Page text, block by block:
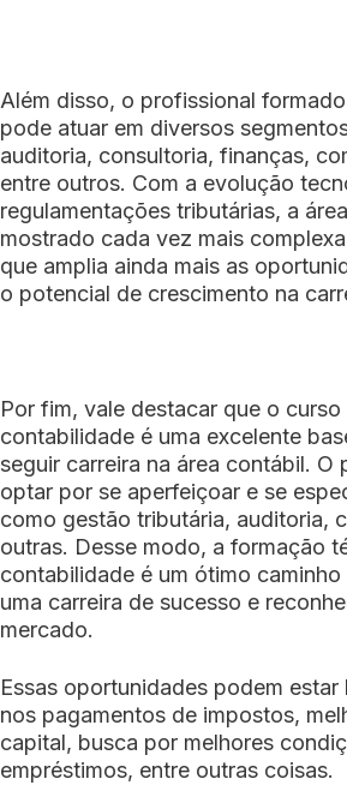
Além disso, o profissional
pode atuar em diversos
auditoria, consultoria, finanças,
entre outros. Com a evolução
regulamentações tributárias, a
mostrado cada vez mais
que amplia ainda mais as
o potencial de crescimento na
Por fim, vale destacar que o
contabilidade é uma excelente
seguir carreira na área contábil. O
optar por se aperfeiçoar e se
como gestão tributária, auditoria,
outras. Desse modo, a formação
contabilidade é um ótimo
uma carreira de sucesso e
mercado.
Essas oportunidades podem
nos pagamentos de impostos,
capital, busca por melhores
empréstimos, entre outras coisas.